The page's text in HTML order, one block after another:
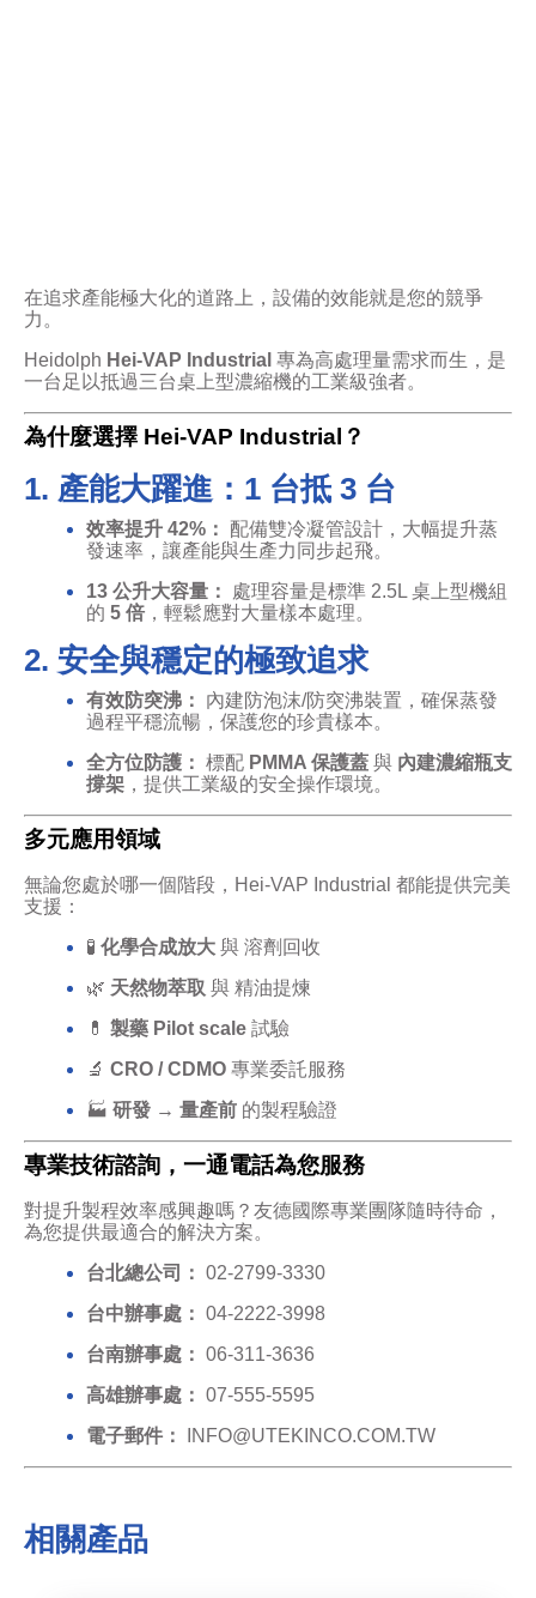
在追求產能極大化的道路上，設備的效能就是您的競爭
力。
Heidolph Hei-VAP Industrial 專為高處理量需求而生，是
一台足以抵過三台桌上型濃縮機的工業級強者。
為什麼選擇 Hei-VAP Industrial？
1. 產能大躍進：1 台抵 3 台
效率提升 42%：
配備雙冷凝管設計，大幅提升蒸
發速率，讓產能與生產力同步起飛。
13 公升大容量：
處理容量是標準 2.5L 桌上型機組
的 5 倍 ，輕鬆應對大量樣本處理。
2. 安全與穩定的極致追求
有效防突沸：
內建防泡沫/防突沸裝置，確保蒸發
過程平穩流暢，保護您的珍貴樣本。
全方位防護： 標配 PMMA 保護蓋 與 內建濃縮瓶支
撐架 ，提供工業級的安全操作環境。
多元應用領域
無論您處於哪一個階段，Hei-VAP Industrial 都能提供完美
支援：
🧪 化學合成放大 與 溶劑回收
🌿 天然物萃取 與 精油提煉
💊 製藥 Pilot scale 試驗
🔬 CRO / CDMO 專業委託服務
🏭 研發 → 量產前 的製程驗證
專業技術諮詢，一通電話為您服務
對提升製程效率感興趣嗎？友德國際專業團隊隨時待命，
為您提供最適合的解決方案。
台北總公司： 02-2799-3330
台中辦事處： 04-2222-3998
台南辦事處： 06-311-3636
高雄辦事處： 07-555-5595
電子郵件：
INFO@UTEKINCO.COM.TW
相關產品